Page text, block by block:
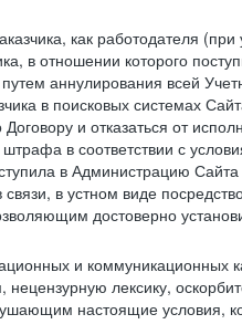
как работодателя (при
в отношении которого
аннулирования всей
в поисковых системах
и отказаться от
в соответствии с
в Администрацию
в устном виде
достоверно
и коммуникационных
лексику,
настоящие условия,